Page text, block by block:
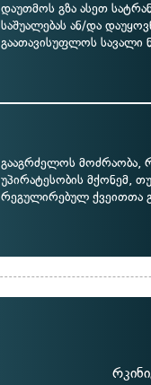
დაუთმოს გზა ასეთ
საშუალებას ან/და
გაათავისუფლოს სავალი
გააგრძელოს მოძრაობა,
უპირატესობის მქონემ,
რეგულირებულ ქვეითთა